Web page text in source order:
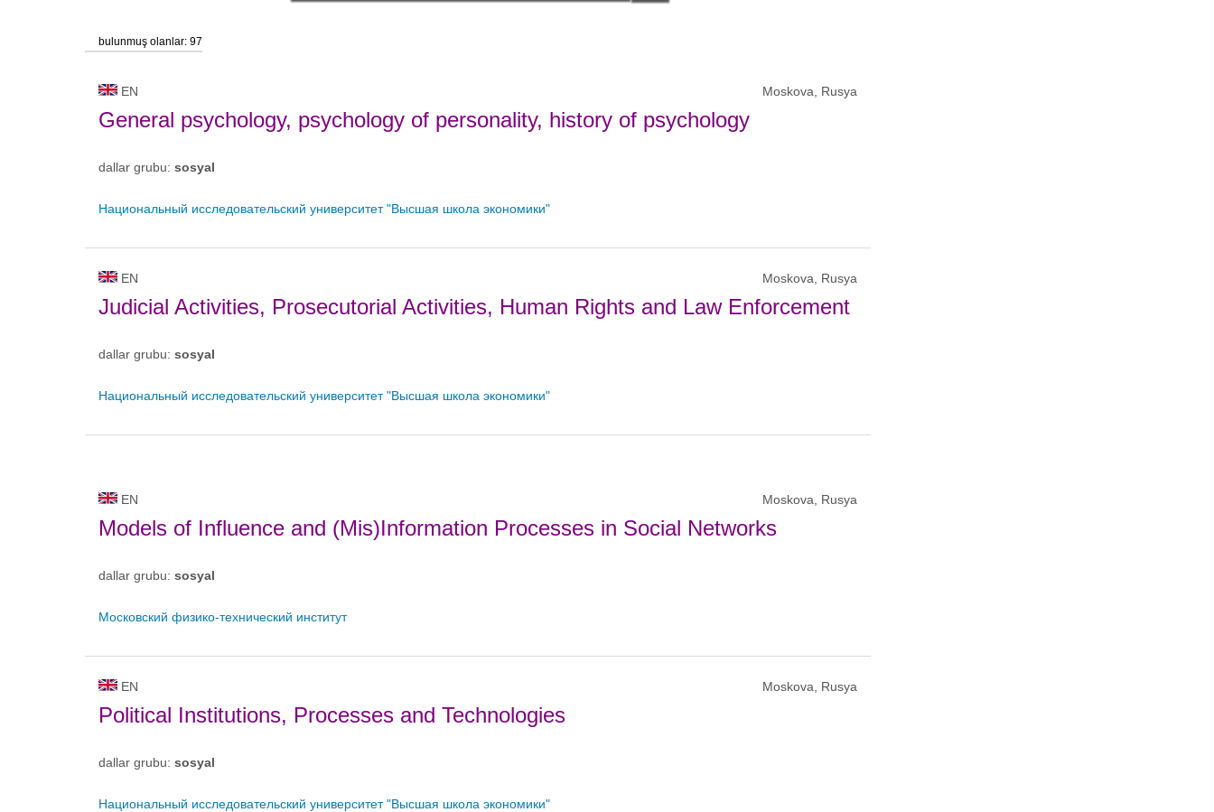
bulunmuş olanlar: 97
EN Moskova, Rusya
General psychology, psychology of personality, history of psychology
dallar grubu: sosyal
Национальный исследовательский университет "Высшая школа экономики"
EN Moskova, Rusya
Judicial Activities, Prosecutorial Activities, Human Rights and Law Enforcement
dallar grubu: sosyal
Национальный исследовательский университет "Высшая школа экономики"
EN Moskova, Rusya
Models of Influence and (Mis)Information Processes in Social Networks
dallar grubu: sosyal
Московский физико-технический институт
EN Moskova, Rusya
Political Institutions, Processes and Technologies
dallar grubu: sosyal
Национальный исследовательский университет "Высшая школа экономики"